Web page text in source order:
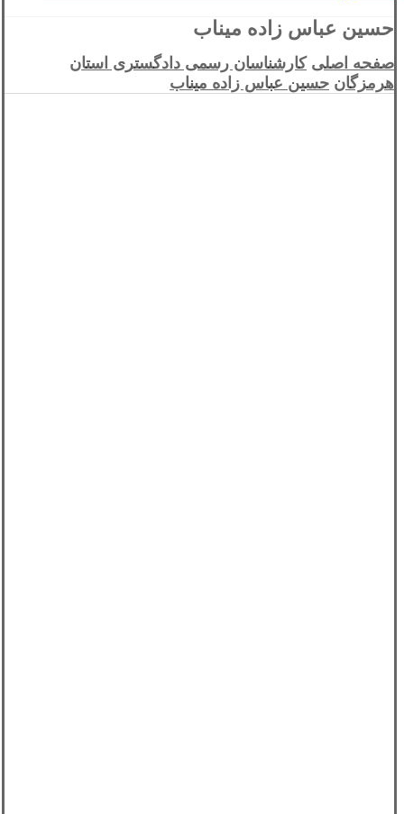
حسین عباس زاده میناب
صفحه اصلی کارشناسان رسمی دادگستری استان
هرمزگان حسین عباس زاده میناب